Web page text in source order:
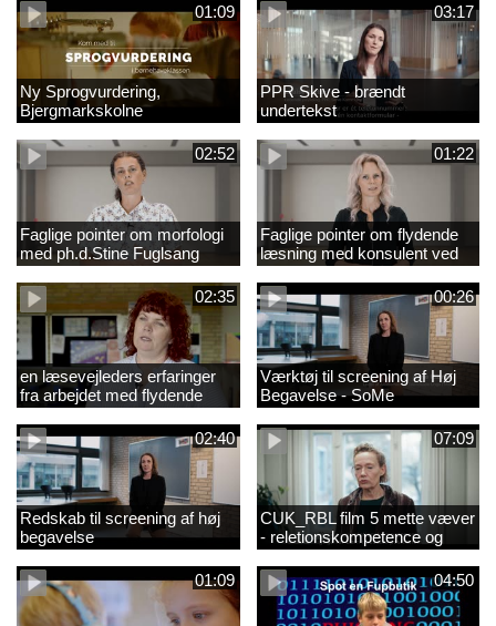
01:09
Ny Sprogvurdering,
Bjergmarkskolne
03:17
PPR Skive - brændt
undertekst
02:52
Faglige pointer om morfologi
med ph.d.Stine Fuglsang
Engmose
01:22
Faglige pointer om flydende
læsning med konsulent ved
CFU Louise Duus
02:35
en læsevejleders erfaringer
fra arbejdet med flydende
læsning
00:26
Værktøj til screening af Høj
Begavelse - SoMe
02:40
Redskab til screening af høj
begavelse
07:09
CUK_RBL film 5 mette væver
- reletionskompetence og
børn i udsatte positioner.
01:09
04:50